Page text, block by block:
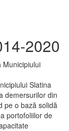
2020
Slatina
demersurilor din
pe o bază solidă
portofoliilor de